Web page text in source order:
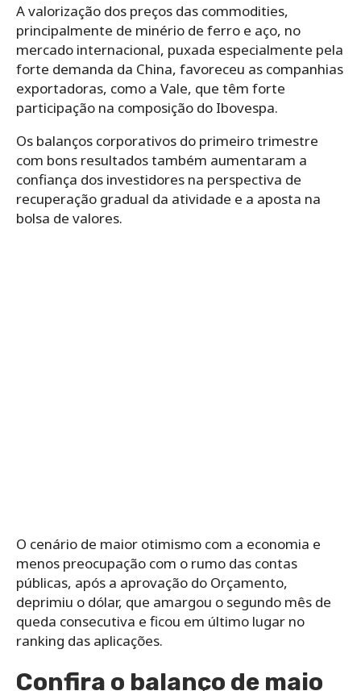
A valorização dos preços das commodities,
principalmente de minério de ferro e aço, no
mercado internacional, puxada especialmente pela
forte demanda da China, favoreceu as companhias
exportadoras, como a Vale, que têm forte
participação na composição do Ibovespa.
Os balanços corporativos do primeiro trimestre
com bons resultados também aumentaram a
confiança dos investidores na perspectiva de
recuperação gradual da atividade e a aposta na
bolsa de valores.
O cenário de maior otimismo com a economia e
menos preocupação com o rumo das contas
públicas, após a aprovação do Orçamento,
deprimiu o dólar, que amargou o segundo mês de
queda consecutiva e ficou em último lugar no
ranking das aplicações.
Confira o balanço de maio